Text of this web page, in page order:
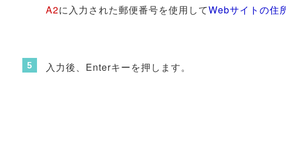
A2に入力された郵便番号を使用してWebサイトの住
入力後、Enterキーを押します。